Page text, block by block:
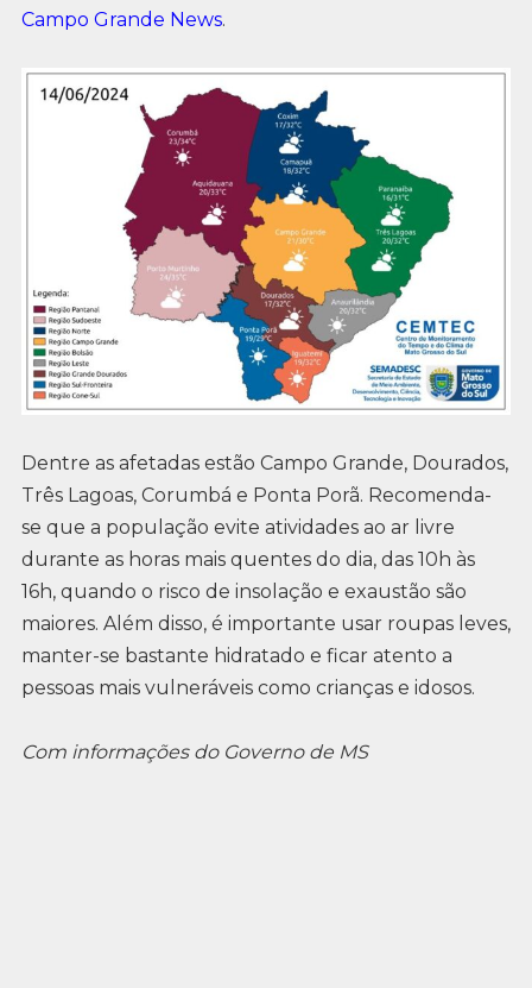
Campo Grande News.
Dentre as afetadas estão Campo Grande, Dourados,
Três Lagoas, Corumbá e Ponta Porã. Recomenda-
se que a população evite atividades ao ar livre
durante as horas mais quentes do dia, das 10h às
16h, quando o risco de insolação e exaustão são
maiores. Além disso, é importante usar roupas leves,
manter-se bastante hidratado e ficar atento a
pessoas mais vulneráveis como crianças e idosos.
Com informações do Governo de MS